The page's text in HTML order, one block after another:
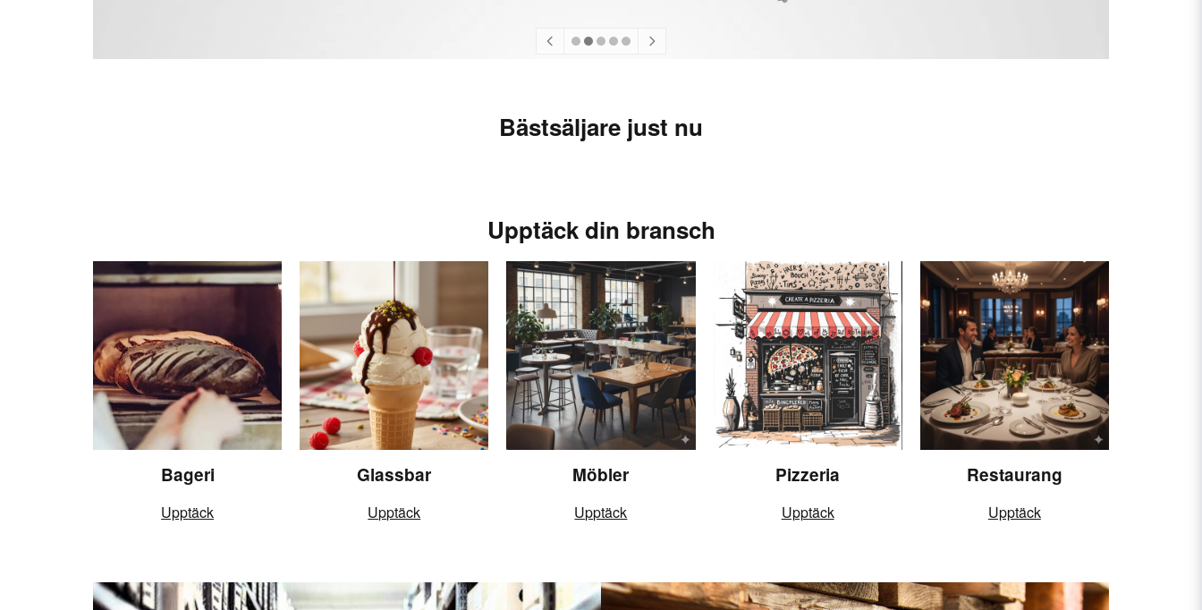
Bästsäljare just nu
Upptäck din bransch
Bageri
Upptäck
Glassbar
Upptäck
Möbler
Upptäck
Pizzeria
Upptäck
Restaurang
Upptäck